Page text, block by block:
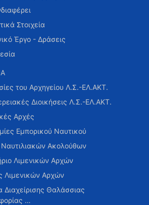
Στοιχεία
Έργο - Δράσεις
του Αρχηγείου Λ.Σ.-ΕΛ.ΑΚΤ.
Διοικήσεις Λ.Σ.-ΕΛ.ΑΚΤ.
Αρχές
Εμπορικού Ναυτικού
Ακολούθων
Λιμενικών Αρχών
Λιμενικών Αρχών
Διαχείρισης Θαλάσσιας
…